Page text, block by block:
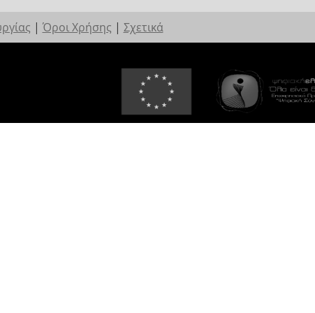
| Όροι Χρήσης | Σχετικά